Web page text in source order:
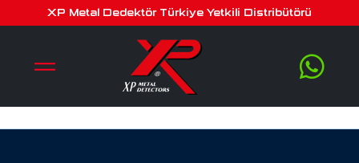
XP Metal Dedektör Türkiye Yetkili Distribütörü